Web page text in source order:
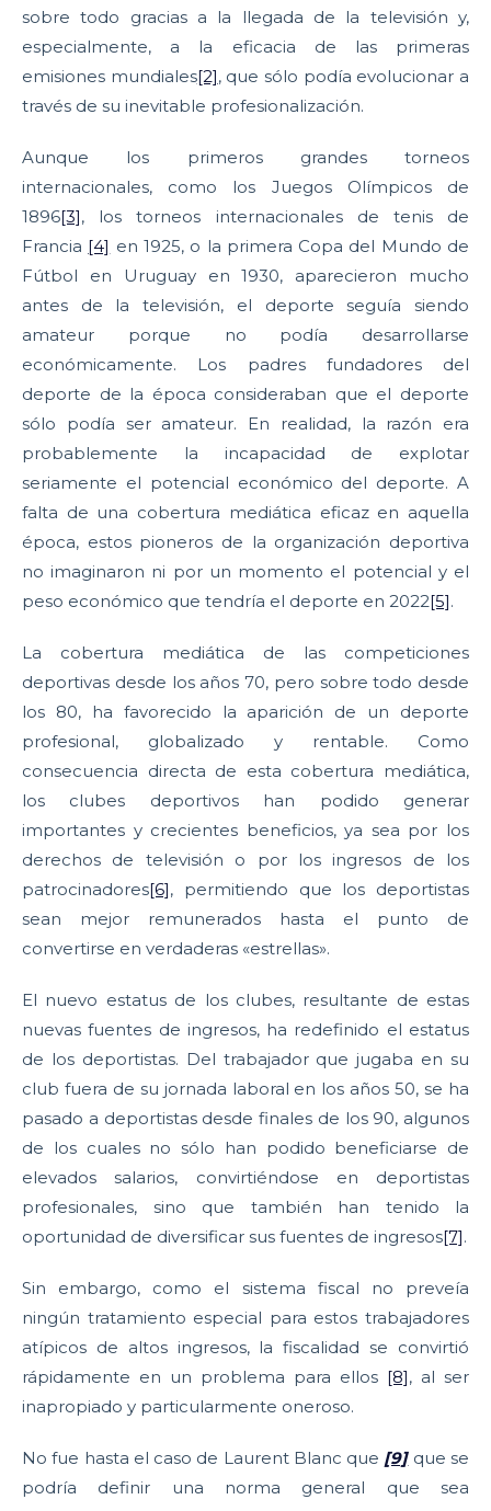
sobre todo gracias a la llegada de la televisión y,
especialmente, a la eficacia de las primeras
emisiones mundiales[2], que sólo podía evolucionar a
través de su inevitable profesionalización.
Aunque los primeros grandes torneos
internacionales, como los Juegos Olímpicos de
1896[3], los torneos internacionales de tenis de
Francia [4] en 1925, o la primera Copa del Mundo de
Fútbol en Uruguay en 1930, aparecieron mucho
antes de la televisión, el deporte seguía siendo
amateur porque no podía desarrollarse
económicamente. Los padres fundadores del
deporte de la época consideraban que el deporte
sólo podía ser amateur. En realidad, la razón era
probablemente la incapacidad de explotar
seriamente el potencial económico del deporte. A
falta de una cobertura mediática eficaz en aquella
época, estos pioneros de la organización deportiva
no imaginaron ni por un momento el potencial y el
peso económico que tendría el deporte en 2022[5].
La cobertura mediática de las competiciones
deportivas desde los años 70, pero sobre todo desde
los 80, ha favorecido la aparición de un deporte
profesional, globalizado y rentable. Como
consecuencia directa de esta cobertura mediática,
los clubes deportivos han podido generar
importantes y crecientes beneficios, ya sea por los
derechos de televisión o por los ingresos de los
patrocinadores[6], permitiendo que los deportistas
sean mejor remunerados hasta el punto de
convertirse en verdaderas «estrellas».
El nuevo estatus de los clubes, resultante de estas
nuevas fuentes de ingresos, ha redefinido el estatus
de los deportistas. Del trabajador que jugaba en su
club fuera de su jornada laboral en los años 50, se ha
pasado a deportistas desde finales de los 90, algunos
de los cuales no sólo han podido beneficiarse de
elevados salarios, convirtiéndose en deportistas
profesionales, sino que también han tenido la
oportunidad de diversificar sus fuentes de ingresos[7].
Sin embargo, como el sistema fiscal no preveía
ningún tratamiento especial para estos trabajadores
atípicos de altos ingresos, la fiscalidad se convirtió
rápidamente en un problema para ellos [8], al ser
inapropiado y particularmente oneroso.
No fue hasta el caso de Laurent Blanc que [9]que se
podría definir una norma general que sea